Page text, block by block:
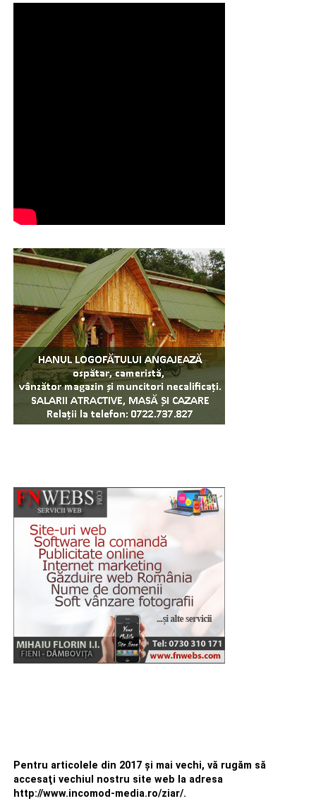
Pentru articolele din 2017 şi mai vechi, vă rugăm să
accesaţi vechiul nostru site web la adresa
http://www.incomod-media.ro/ziar/.